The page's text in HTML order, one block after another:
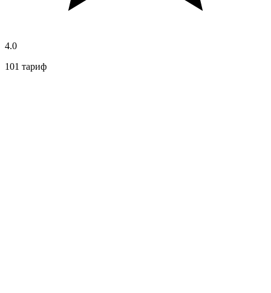
4.0
101 тариф